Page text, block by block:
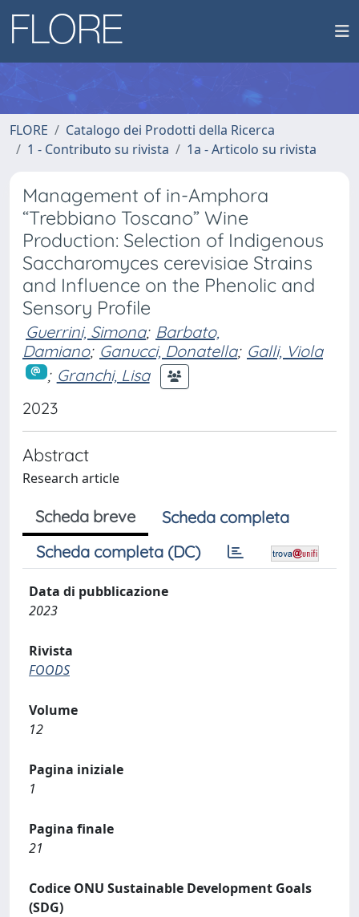
FLORE
Catalogo dei Prodotti della Ricerca
1 - Contributo su rivista
1a - Articolo su rivista
Management of in-Amphora
“Trebbiano Toscano” Wine
Production: Selection of Indigenous
Saccharomyces cerevisiae Strains
and Influence on the Phenolic and
Sensory Profile
Guerrini, Simona; Barbato,
Damiano; Ganucci, Donatella; Galli, Viola
; Granchi, Lisa
2023
Abstract
Research article
Scheda breve
Scheda completa
Scheda completa (DC)
Data di pubblicazione
2023
Rivista
FOODS
Volume
12
Pagina iniziale
1
Pagina finale
21
Codice ONU Sustainable Development Goals
(SDG)